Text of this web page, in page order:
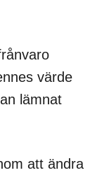
värde
lämnat
att ändra